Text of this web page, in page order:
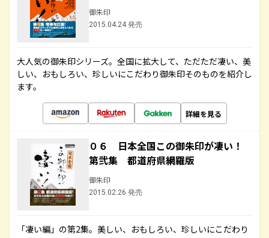
御朱印
2015.04.24 発売
大人気の御朱印シリーズ。全国に拡大して、ただただ凄い、美
しい、おもしろい、珍しいにこだわり御朱印そのものを紹介し
ます。
詳細を見る
０６ 日本全国この御朱印が凄い！
第弐集 都道府県網羅版
御朱印
2015.02.26 発売
「凄い編」の第2集。美しい、おもしろい、珍しいにこだわり